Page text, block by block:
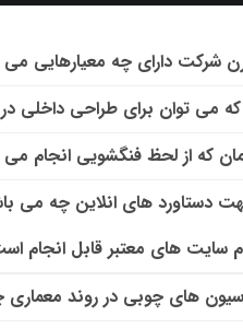
شرکت دارای چه معیارهایی می
می توان برای طراحی داخلی
که از لحظ فنگشویی انجام
دستاورد های انلاین چه می
سایت های معتبر قابل انجام
های چوبی در روند